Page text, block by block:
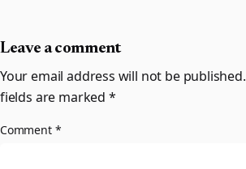
Leave a comment
Your email address will not be published.
fields are marked *
Comment *